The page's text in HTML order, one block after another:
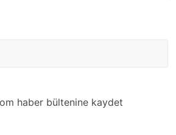
haber bültenine kaydet